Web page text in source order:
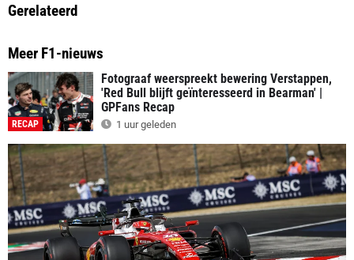
Gerelateerd
Meer F1-nieuws
RECAP
Fotograaf weerspreekt bewering Verstappen,
'Red Bull blijft geïnteresseerd in Bearman' |
GPFans Recap
1 uur geleden